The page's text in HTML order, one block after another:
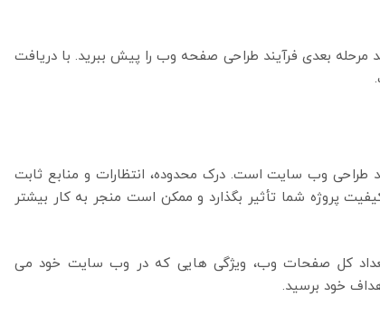
مرحله بعدی فرآیند طراحی صفحه وب را پیش ببرید. با دریافت
طراحی وب سایت است. درک محدوده، انتظارات و منابع ثابت
پروژه شما تأثیر بگذارد و ممکن است منجر به کار بیشتر
تعداد کل صفحات وب، ویژگی هایی که در وب سایت خود می
خود برسید.